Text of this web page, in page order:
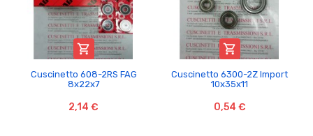

Cuscinetto 608-2RS FAG
8x22x7
2,14 €

Cuscinetto 6300-2Z Import
10x35x11
0,54 €